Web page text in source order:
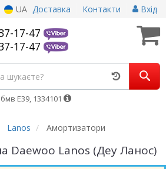
UA Доставка Контакти Вхід
17-47
17-47
Е39, 1334101
Lanos Амортизатори
Daewoo Lanos (Деу Ланос)